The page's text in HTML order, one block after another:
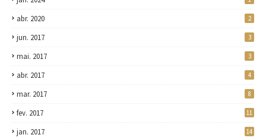
abr. 2020 2
jun. 2017 3
mai. 2017 3
abr. 2017 4
mar. 2017 8
fev. 2017 11
jan. 2017 14